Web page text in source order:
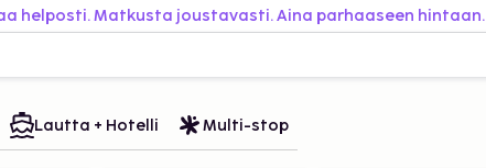
helposti. Matkusta joustavasti. Aina parhaaseen hintaan.
Lautta + Hotelli Multi-stop